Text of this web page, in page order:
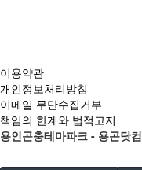
이용약관
개인정보처리방침
이메일 무단수집거부
책임의 한계와 법적고지
용인곤충테마파크 - 용곤닷컴